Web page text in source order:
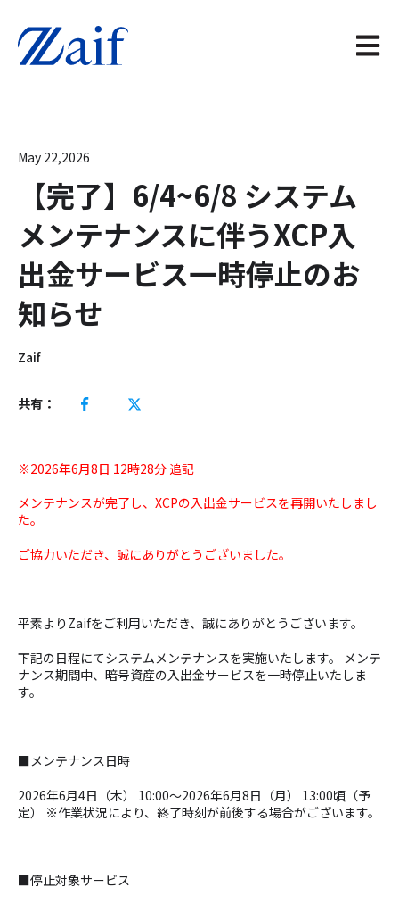
メイン
May 22,2026
【完了】6/4~6/8 システム
メンテナンスに伴うXCP入
出金サービス一時停止のお
知らせ
Zaif
共有：
※2026年6月8日 12時28分 追記
メンテナンスが完了し、XCPの入出金サービスを再開いたしまし
た。
ご協力いただき、誠にありがとうございました。
平素よりZaifをご利用いただき、誠にありがとうございます。
下記の日程にてシステムメンテナンスを実施いたします。 メンテ
ナンス期間中、暗号資産の入出金サービスを一時停止いたしま
す。
■メンテナンス日時
2026年6月4日（木） 10:00〜2026年6月8日（月） 13:00頃（予
定） ※作業状況により、終了時刻が前後する場合がございます。
■停止対象サービス